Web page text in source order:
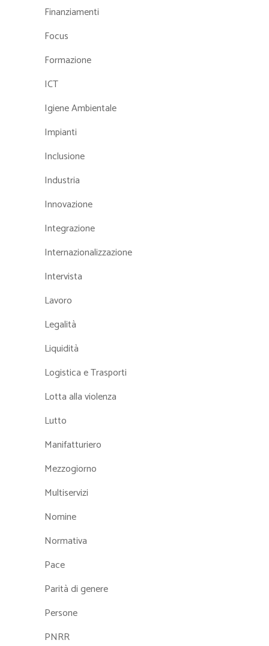
Finanziamenti
Focus
Formazione
ICT
Igiene Ambientale
Impianti
Inclusione
Industria
Innovazione
Integrazione
Internazionalizzazione
Intervista
Lavoro
Legalità
Liquidità
Logistica e Trasporti
Lotta alla violenza
Lutto
Manifatturiero
Mezzogiorno
Multiservizi
Nomine
Normativa
Pace
Parità di genere
Persone
PNRR